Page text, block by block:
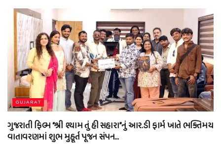
GUJARAT
ગુજરાતી ફિલ્મ “શ્રી શ્યામ તું હી સહારા”નું આર.ડી ફાર્મ ખાતે ભક્તિમય
વાતાવરણમાં શુભ મુહૂર્ત પૂજન સંપન…